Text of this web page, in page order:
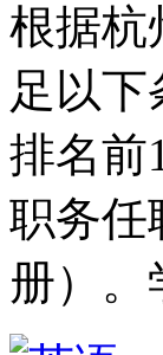
根据杭
足以
排名前
职务任
册）。